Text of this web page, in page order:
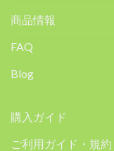
商品情報
FAQ
Blog
購入ガイド
ご利用ガイド・規